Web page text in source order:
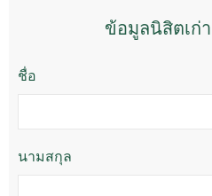
ข้อมูลนิสิตเก่
ชื่อ
นามสกุล